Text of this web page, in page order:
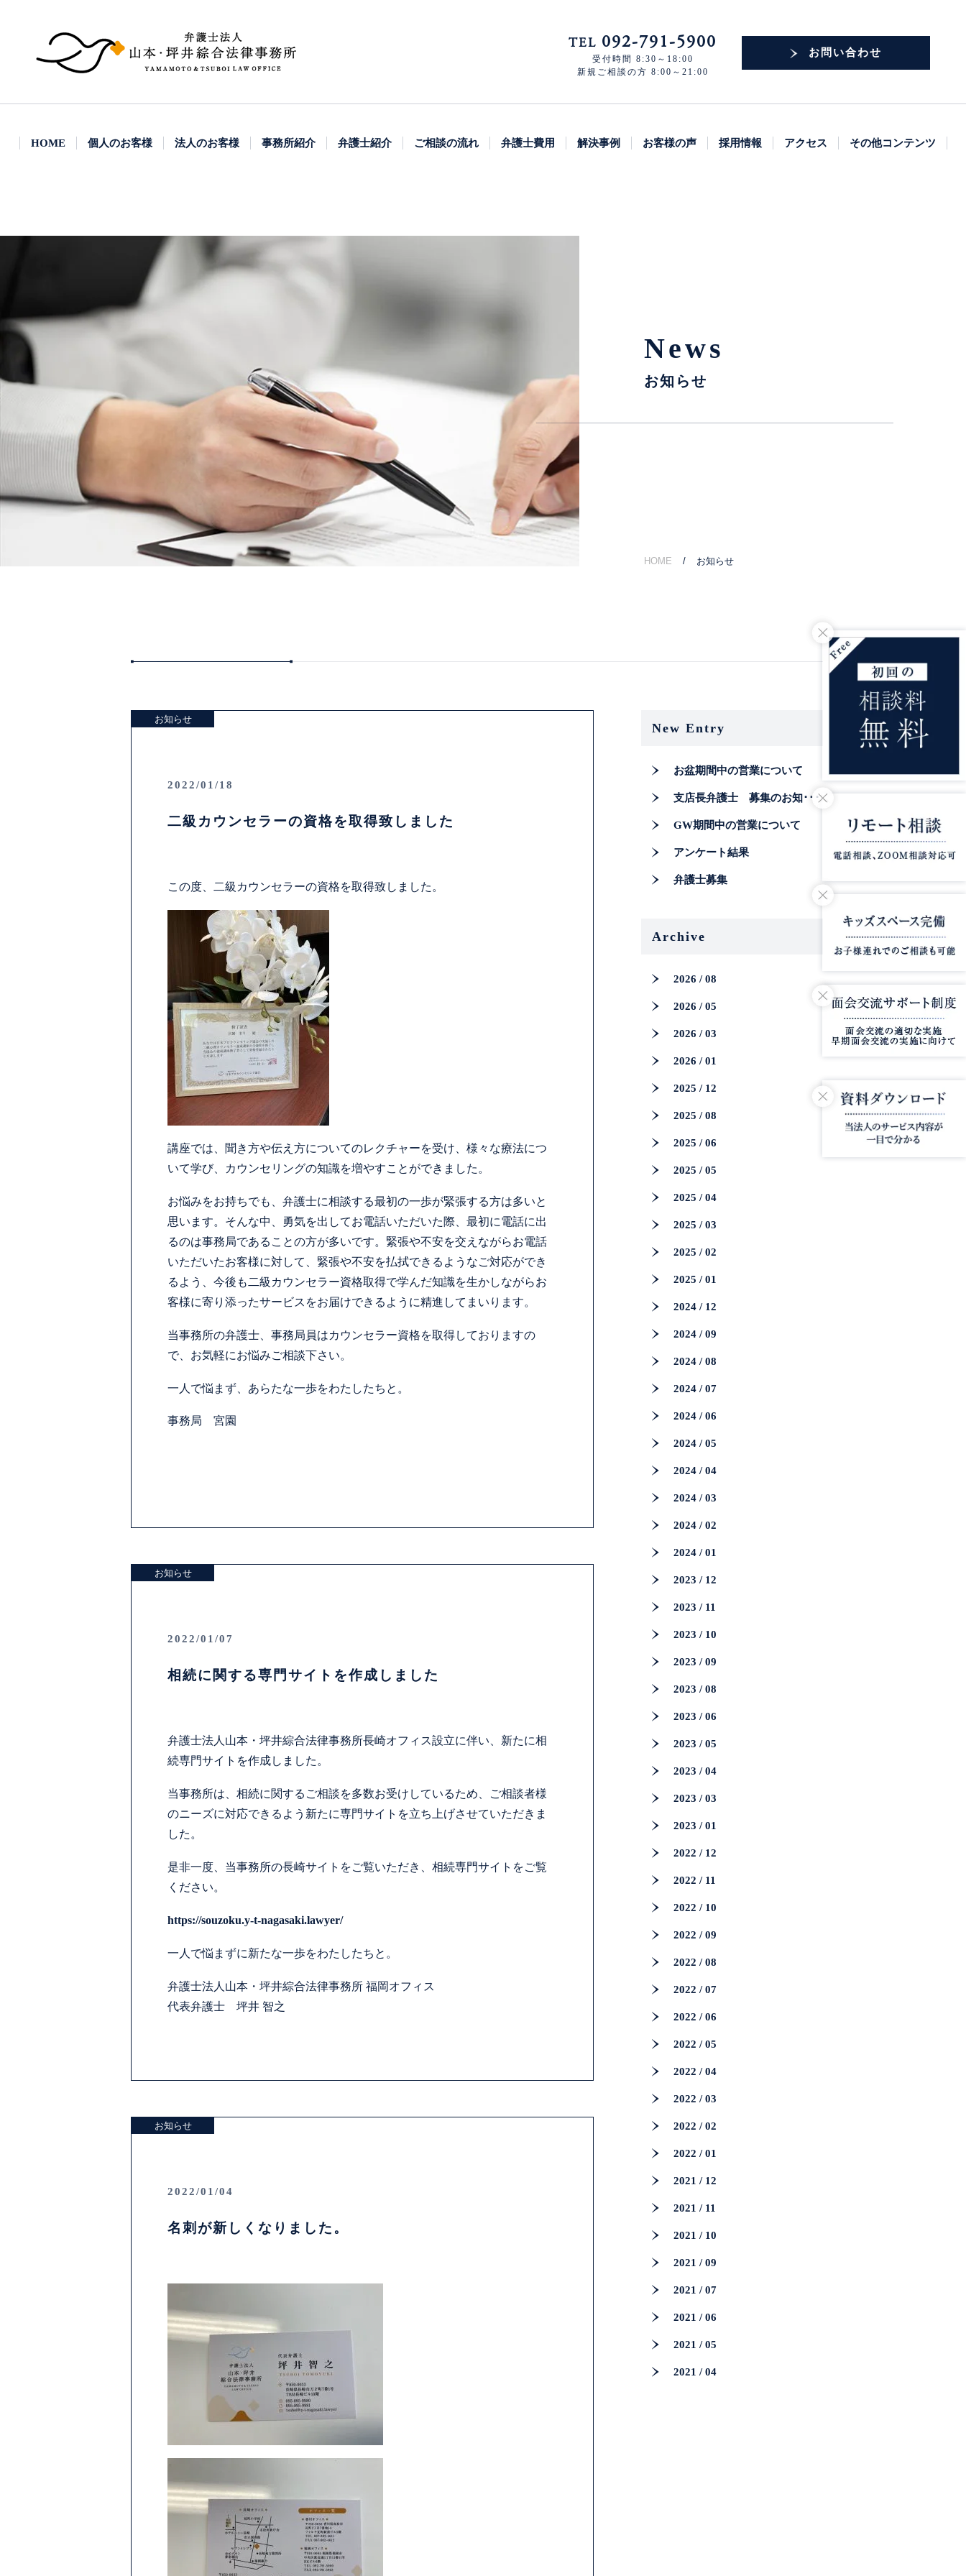
お問い合わせ
TEL 092-791-5900
受付時間 8:30～18:00
新規ご相談の方 8:00～21:00
HOME 個人のお客様 法人のお客様 事務所紹介 弁護士紹介 ご相談の流れ 弁護士費用 解決事例 お客様の声 採用情報 アクセス その他コンテンツ
News
お知らせ
HOME お知らせ
お知らせ
2022/01/18
二級カウンセラーの資格を取得致しました
この度、二級カウンセラーの資格を取得致しました。
講座では、聞き方や伝え方についてのレクチャーを受け、様々な療法につ
いて学び、カウンセリングの知識を増やすことができました。
お悩みをお持ちでも、弁護士に相談する最初の一歩が緊張する方は多いと
思います。そんな中、勇気を出してお電話いただいた際、最初に電話に出
るのは事務局であることの方が多いです。緊張や不安を交えながらお電話
いただいたお客様に対して、緊張や不安を払拭できるようなご対応ができ
るよう、今後も二級カウンセラー資格取得で学んだ知識を生かしながらお
客様に寄り添ったサービスをお届けできるように精進してまいります。
当事務所の弁護士、事務局員はカウンセラー資格を取得しておりますの
で、お気軽にお悩みご相談下さい。
一人で悩まず、あらたな一歩をわたしたちと。
事務局 宮園
お知らせ
2022/01/07
相続に関する専門サイトを作成しました
弁護士法人山本・坪井綜合法律事務所長崎オフィス設立に伴い、新たに相
続専門サイトを作成しました。
当事務所は、相続に関するご相談を多数お受けしているため、ご相談者様
のニーズに対応できるよう新たに専門サイトを立ち上げさせていただきま
した。
是非一度、当事務所の長崎サイトをご覧いただき、相続専門サイトをご覧
ください。
https://souzoku.y-t-nagasaki.lawyer/
一人で悩まずに新たな一歩をわたしたちと。
弁護士法人山本・坪井綜合法律事務所 福岡オフィス
代表弁護士 坪井 智之
お知らせ
2022/01/04
名刺が新しくなりました。
New Entry
お盆期間中の営業について
支店長弁護士 募集のお知･･･
GW期間中の営業について
アンケート結果
弁護士募集
Archive
2026 / 08
2026 / 05
2026 / 03
2026 / 01
2025 / 12
2025 / 08
2025 / 06
2025 / 05
2025 / 04
2025 / 03
2025 / 02
2025 / 01
2024 / 12
2024 / 09
2024 / 08
2024 / 07
2024 / 06
2024 / 05
2024 / 04
2024 / 03
2024 / 02
2024 / 01
2023 / 12
2023 / 11
2023 / 10
2023 / 09
2023 / 08
2023 / 06
2023 / 05
2023 / 04
2023 / 03
2023 / 01
2022 / 12
2022 / 11
2022 / 10
2022 / 09
2022 / 08
2022 / 07
2022 / 06
2022 / 05
2022 / 04
2022 / 03
2022 / 02
2022 / 01
2021 / 12
2021 / 11
2021 / 10
2021 / 09
2021 / 07
2021 / 06
2021 / 05
2021 / 04